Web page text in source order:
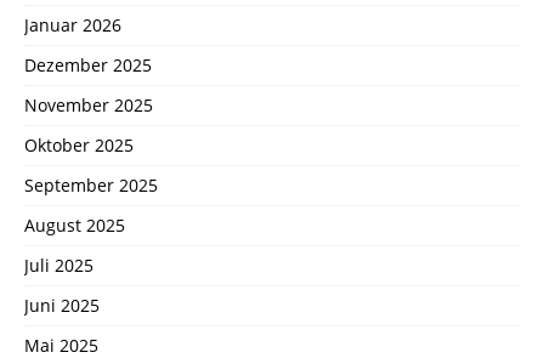
Januar 2026
Dezember 2025
November 2025
Oktober 2025
September 2025
August 2025
Juli 2025
Juni 2025
Mai 2025